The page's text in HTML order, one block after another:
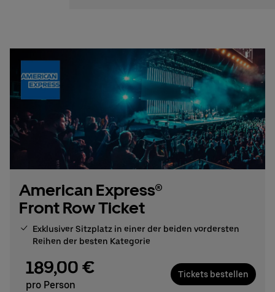
American Express®
Front Row Ticket
Exklusiver Sitzplatz in einer der beiden vordersten
Reihen der besten Kategorie
189,00 €
pro Person
Tickets bestellen